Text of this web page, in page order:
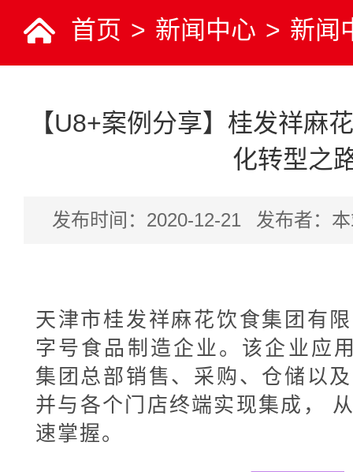
首页 > 新闻中心 > 新闻
【U8+案例分享】桂发祥麻
化转型之
发布时间：2020-12-21 发布者：
天津市桂发祥麻花饮食集团有
字号食品制造企业。该企业应
集团总部销售、采购、仓储以
并与各个门店终端实现集成，
速掌握。